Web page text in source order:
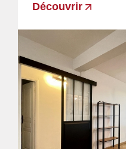
Découvrir